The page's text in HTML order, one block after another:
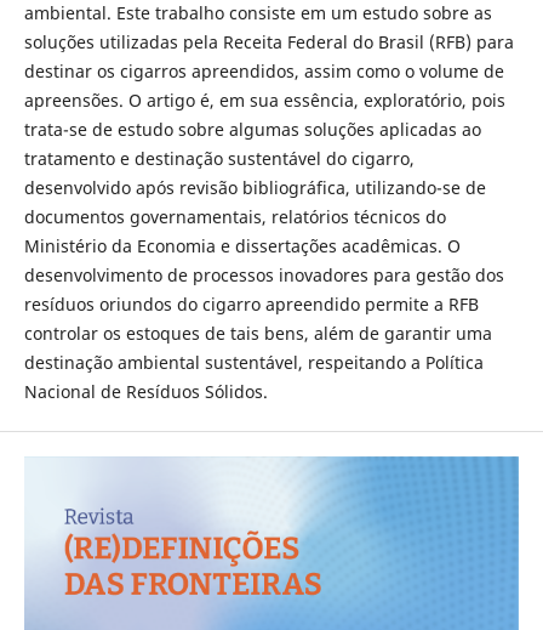
ambiental. Este trabalho consiste em um estudo sobre as
soluções utilizadas pela Receita Federal do Brasil (RFB) para
destinar os cigarros apreendidos, assim como o volume de
apreensões. O artigo é, em sua essência, exploratório, pois
trata-se de estudo sobre algumas soluções aplicadas ao
tratamento e destinação sustentável do cigarro,
desenvolvido após revisão bibliográfica, utilizando-se de
documentos governamentais, relatórios técnicos do
Ministério da Economia e dissertações acadêmicas. O
desenvolvimento de processos inovadores para gestão dos
resíduos oriundos do cigarro apreendido permite a RFB
controlar os estoques de tais bens, além de garantir uma
destinação ambiental sustentável, respeitando a Política
Nacional de Resíduos Sólidos.